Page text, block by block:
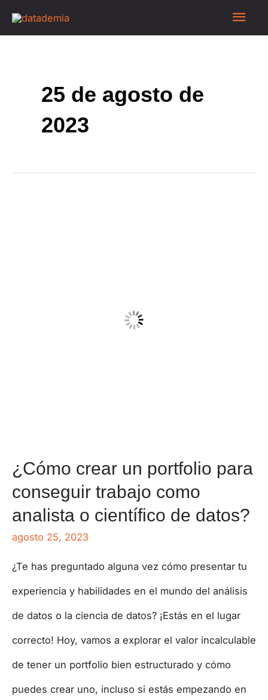
25 de agosto de
2023
¿Cómo crear un portfolio para
conseguir trabajo como
analista o científico de datos?
agosto 25, 2023
¿Te has preguntado alguna vez cómo presentar tu
experiencia y habilidades en el mundo del análisis
de datos o la ciencia de datos? ¡Estás en el lugar
correcto! Hoy, vamos a explorar el valor incalculable
de tener un portfolio bien estructurado y cómo
puedes crear uno, incluso si estás empezando en